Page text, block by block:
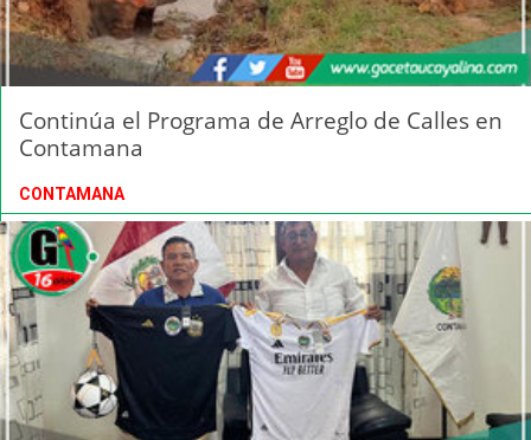
Continúa el Programa de Arreglo de Calles en
Contamana
CONTAMANA